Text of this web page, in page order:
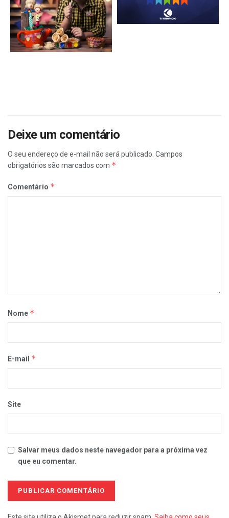
Deixe um comentário
O seu endereço de e-mail não será publicado. Campos
obrigatórios são marcados com *
Comentário *
Nome *
E-mail *
Site
Salvar meus dados neste navegador para a próxima vez
que eu comentar.